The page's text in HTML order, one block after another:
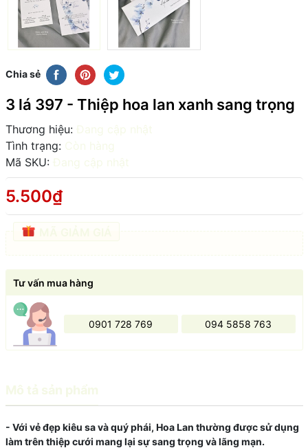
Chia sẻ
3 lá 397 - Thiệp hoa lan xanh sang trọng
Thương hiệu: Đang cập nhật
Tình trạng: Còn hàng
Mã SKU: Đang cập nhật
5.500₫
Tư vấn mua hàng
0901 728 769 094 5858 763
Mô tả sản phẩm
- Với vẻ đẹp kiêu sa và quý phái, Hoa Lan thường được sử dụng
làm trên thiệp cưới mang lại sự sang trọng và lãng mạn.